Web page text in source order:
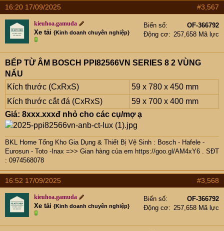
16:20 17/09/2025 #3,567
kieuhoa.gamuda
Xe tải {Kinh doanh chuyên nghiệp}
Biển số
OF-366792
Động cơ
257,658 Mã lực
BẾP TỪ ÂM BOSCH PPI82566VN SERIES 8 2 VÙNG
NẤU
Kích thước (CxRxS)
59 x 780 x 450 mm
Kích thước cắt đá (CxRxS)
59 x 700 x 400 mm
Giá: 8xxx.xxxđ nhỏ cho các cụ/mợ ạ
BKL Home Tổng Kho Gia Dụng & Thiết Bị Vệ Sinh : Bosch - Hafele -
Eurosun - Toto -Inax =>> Gian hàng của em https://goo.gl/AM4xY6 . SĐT
: 0974568078
16:52 17/09/2025 #3,568
kieuhoa.gamuda
Xe tải {Kinh doanh chuyên nghiệp}
Biển số
OF-366792
Động cơ
257,658 Mã lực